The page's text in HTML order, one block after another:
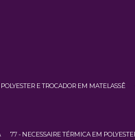
E TROCADOR EM MATELASSÊ
77 - NECESSAIRE TÉRMICA EM